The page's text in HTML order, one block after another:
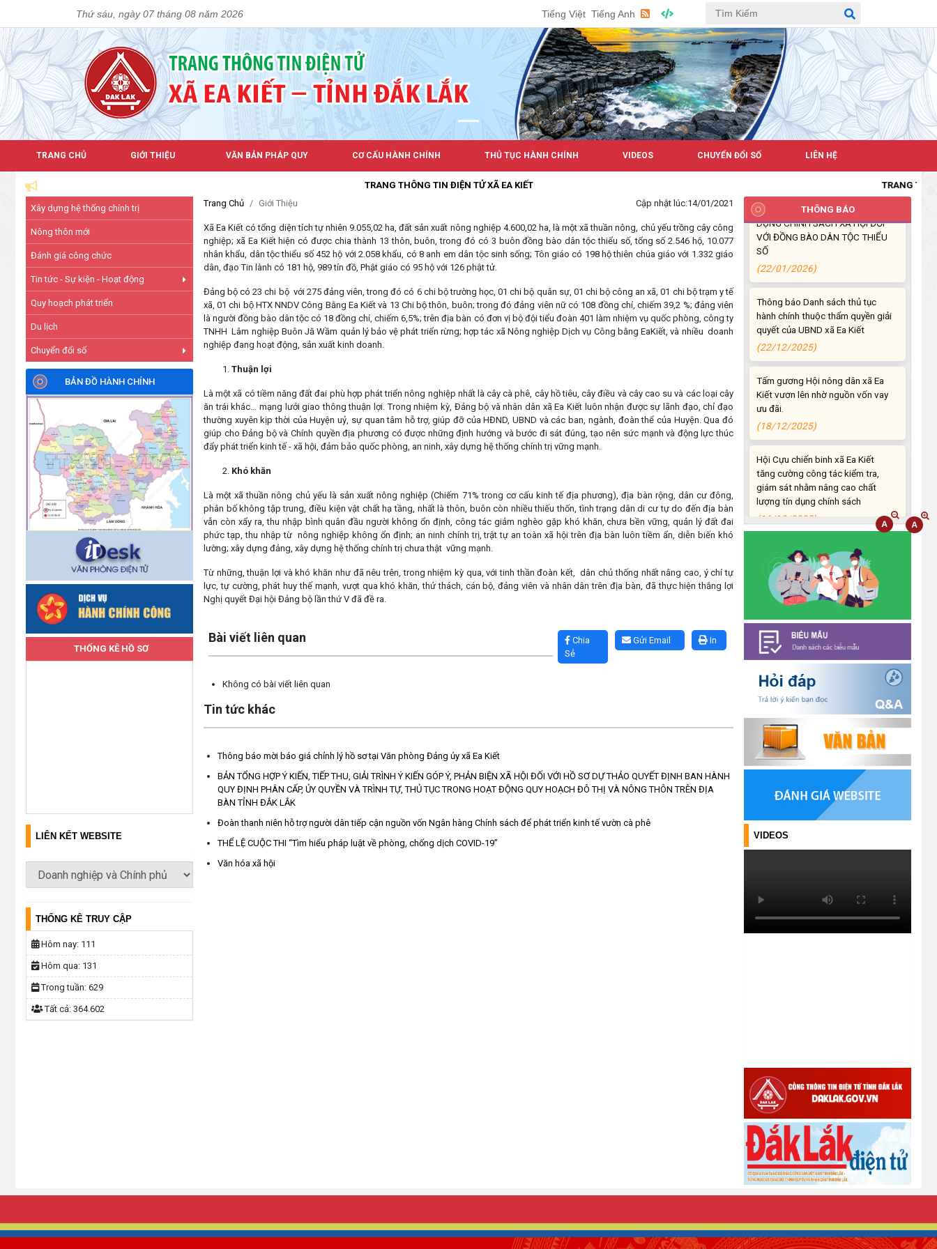
Thứ sáu, ngày 07 tháng 08 năm 2026 Tiếng Việt Tiếng Anh
TRANG CHỦ GIỚI THIỆU VĂN BẢN PHÁP QUY CƠ CẤU HÀNH CHÍNH THỦ TỤC HÀNH CHÍNH VIDEOS CHUYỂN ĐỔI SỐ LIÊN HỆ
TRANG THÔNG TIN ĐIỆN TỬ XÃ EA KIẾT TRANG THÔNG
Xây dựng hệ thống chính trị
Nông thôn mới
Đánh giá công chức
Tin tức - Sự kiện - Hoạt động
Quy hoạch phát triển
Du lịch
Chuyển đổi số
BẢN ĐỒ HÀNH CHÍNH
THỐNG KÊ HỒ SƠ
LIÊN KẾT WEBSITE
THỐNG KÊ TRUY CẬP
Hôm nay: 111
Hôm qua: 131
Trong tuần: 629
Tất cả: 364.602
Trang Chủ Giới Thiệu Cập nhật lúc:14/01/2021
Xã Ea Kiết có tổng diện tích tự nhiên 9.055,02 ha, đất sản xuất nông nghiệp 4.600,02 ha, là một xã thuần nông, chủ yếu trồng cây công
nghiệp; xã Ea Kiết hiện có được chia thành 13 thôn, buôn, trong đó có 3 buôn đồng bào dân tộc thiểu số, tổng số 2.546 hộ, 10.077
nhân khẩu, dân tộc thiểu số 452 hộ với 2.058 khẩu, có 8 anh em dân tộc sinh sống; Tôn giáo có 198 hộ thiên chúa giáo với 1.332 giáo
dân, đạo Tin lành có 181 hộ, 989 tín đồ, Phật giáo có 95 hộ với 126 phật tử.
Đảng bộ có 23 chi bộ với 275 đảng viên, trong đó có 6 chi bộ trường học, 01 chi bộ quân sự, 01 chi bộ công an xã, 01 chi bộ trạm y tế
xã, 01 chi bộ HTX NNDV Công Bằng Ea Kiết và 13 Chi bộ thôn, buôn; trong đó đảng viên nữ có 108 đồng chí, chiếm 39,2 %; đảng viên
là người đồng bào dân tộc có 18 đồng chí, chiếm 6,5%; trên địa bàn có đơn vị bộ đội tiểu đoàn 401 làm nhiệm vụ quốc phòng, công ty
TNHH Lâm nghiệp Buôn Jă Wầm quản lý bảo vệ phát triển rừng; hợp tác xã Nông nghiệp Dịch vụ Công bằng EaKiết, và nhiều doanh
nghiệp đang hoạt động, sản xuất kinh doanh.
Thuận lợi
Là một xã có tiềm năng đất đai phù hợp phát triển nông nghiệp nhất là cây cà phê, cây hồ tiêu, cây điều và cây cao su và các loại cây
ăn trái khác… mạng lưới giao thông thuận lợi. Trong nhiệm kỳ, Đảng bộ và nhân dân xã Ea Kiết luôn nhận được sự lãnh đạo, chỉ đạo
thường xuyên kịp thời của Huyện uỷ, sự quan tâm hỗ trợ, giúp đỡ của HĐND, UBND và các ban, ngành, đoàn thể của Huyện. Qua đó
giúp cho Đảng bộ và Chính quyền địa phương có được những định hướng và bước đi sát đúng, tạo nên sức mạnh và động lực thúc
đẩy phát triển kinh tế - xã hội, đảm bảo quốc phòng, an ninh, xây dựng hệ thống chính trị vững mạnh.
Khó khăn
Là một xã thuần nông chủ yếu là sản xuất nông nghiệp (Chiếm 71% trong cơ cấu kinh tế địa phương), địa bàn rộng, dân cư đông,
phân bố không tập trung, điều kiện vật chất hạ tầng, nhất là thôn, buôn còn nhiều thiếu thốn, tình trạng dân di cư tự do đến địa bàn
vẫn còn xẩy ra, thu nhập bình quân đầu người không ổn định, công tác giảm nghèo gặp khó khăn, chưa bền vững, quản lý đất đai
phức tạp, thu nhập từ nông nghiệp không ổn định; an ninh chính trị, trật tự an toàn xã hội trên địa bàn luôn tiềm ẩn, diễn biến khó
lường; xây dựng đảng, xây dựng hệ thống chính trị chưa thật vững mạnh.
Từ những, thuận lợi và khó khăn như đã nêu trên, trong nhiệm kỳ qua, với tinh thần đoàn kết, dân chủ thống nhất nâng cao, ý chí tự
lực, tự cường, phát huy thế mạnh, vượt qua khó khăn, thử thách, cán bộ, đảng viên và nhân dân trên địa bàn, đã thực hiện thắng lợi
Nghị quyết Đại hội Đảng bộ lần thứ V đã đề ra.
In
Gửi Email
Chia
Sẻ
Bài viết liên quan
Không có bài viết liên quan
Tin tức khác
Thông báo mời báo giá chỉnh lý hồ sơ tại Văn phòng Đảng ủy xã Ea Kiết
BẢN TỔNG HỢP Ý KIẾN, TIẾP THU, GIẢI TRÌNH Ý KIẾN GÓP Ý, PHẢN BIỆN XÃ HỘI ĐỐI VỚI HỒ SƠ DỰ THẢO QUYẾT ĐỊNH BAN HÀNH
QUY ĐỊNH PHÂN CẤP, ỦY QUYỀN VÀ TRÌNH TỰ, THỦ TỤC TRONG HOẠT ĐỘNG QUY HOẠCH ĐÔ THỊ VÀ NÔNG THÔN TRÊN ĐỊA
BÀN TỈNH ĐẮK LẮK
Đoàn thanh niên hỗ trợ người dân tiếp cận nguồn vốn Ngân hàng Chính sách để phát triển kinh tế vườn cà phê
THỂ LỆ CUỘC THI “Tìm hiểu pháp luật về phòng, chống dịch COVID-19”
Văn hóa xã hội
THÔNG BÁO
HIỆU QUẢ TỪ NGUỒN VỐN VAY
GIẢI QUYẾT VIỆC LÀM
(26/02/2026)
HIỆU QUẢ CỦA TÍN DỤNG CHÍNH
SÁCH TRÊN HÀNH TRÌNH CÙNG
ĐỒNG BÀO DÂN TỘC THIỂU SỐ
THOÁT NGHÈO
(22/01/2026)
DỤNG CHÍNH SÁCH XÃ HỘI ĐỐI
VỚI ĐỒNG BÀO DÂN TỘC THIỂU
SỐ
(22/01/2026)
Thông báo Danh sách thủ tục
hành chính thuộc thẩm quyền giải
quyết của UBND xã Ea Kiết
(22/12/2025)
Tấm gương Hội nông dân xã Ea
Kiết vươn lên nhờ nguồn vốn vay
ưu đãi.
(18/12/2025)
Hội Cựu chiến binh xã Ea Kiết
tăng cường công tác kiểm tra,
giám sát nhằm nâng cao chất
lượng tín dụng chính sách
(16/12/2025)
tăng cường công tác kiểm tra,
giám sát nhằm nâng cao chất
lượng tín dụng chính sách
(26/11/2025)
Hiệu quả từ nguồn vốn vay Ngân
hàng Chính sách xã hội giúp các
hộ nghèo, cận nghèo thoát nghèo
(20/10/2025)
Thông báo mời báo giá chỉnh lý
hồ sơ tại Văn phòng Đảng ủy xã
Ea Kiết
(23/04/2026)
NIỀM VUI CỦA NGƯỜI DÂN ĐỐI
VỚI CHƯƠNG TRÌNH TÍN DỤNG
(26/03/2026)
HIỆU QUẢ CỦA TÍN DỤNG CHÍNH
SÁCH TRÊN HÀNH TRÌNH CÙNG
Thông báo Danh sách thủ tục
hành chính thuộc thẩm quyền giải
quyết của UBND xã Ea Kiết
(22/12/2025)
Tấm gương Hội nông dân xã Ea
Kiết vươn lên nhờ nguồn vốn vay
(18/12/2025)
VIDEOS